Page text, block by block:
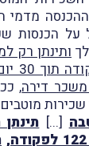
מדמי
על הכנסות
ותינתן רק
מס
דירה,
[...]
,